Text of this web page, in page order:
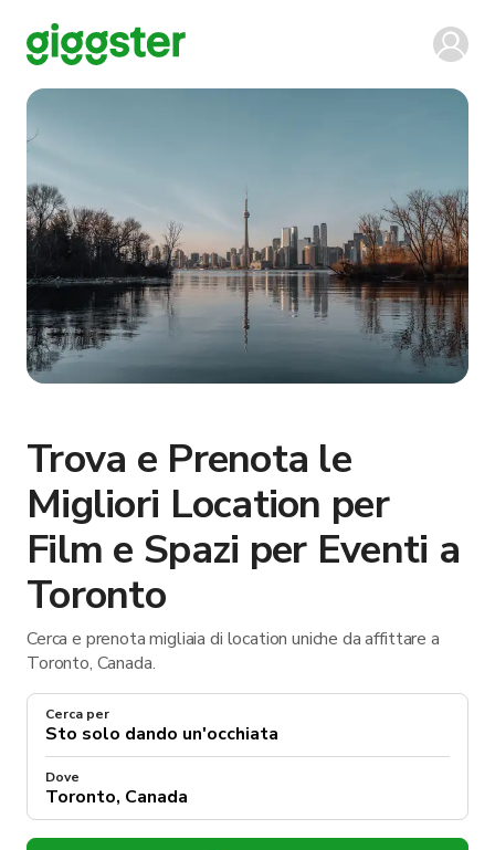
Trova e Prenota le
Migliori Location per
Film e Spazi per Eventi a
Toronto
Cerca e prenota migliaia di location uniche da affittare a
Toronto, Canada.
Cerca per
Dove